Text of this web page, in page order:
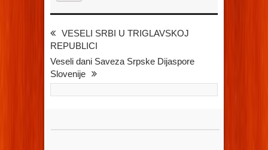
VESELI SRBI U TRIGLAVSKOJ
REPUBLICI
Veseli dani Saveza Srpske Dijaspore
Slovenije